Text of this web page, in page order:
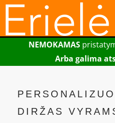
NEMOKAMAS
Arba galima
DIRŽAS